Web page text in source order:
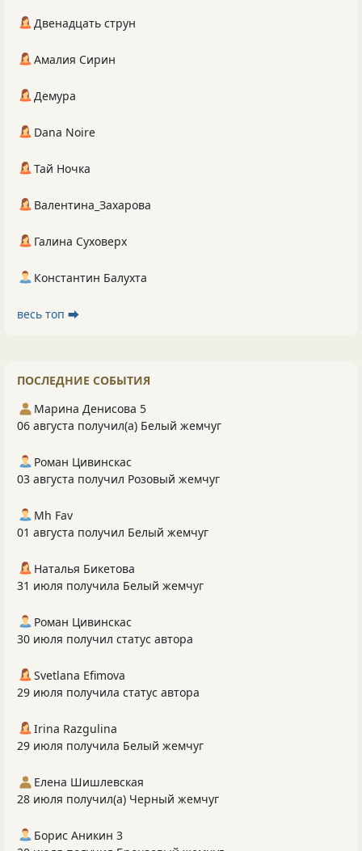
Двенадцать струн
Амалия Сирин
Демура
Dana Noire
Тай Ночка
Валентина_Захарова
Галина Суховерх
Константин Балухта
весь топ ⮕
ПОСЛЕДНИЕ СОБЫТИЯ
Марина Денисова 5
06 августа получил(а) Белый жемчуг
Роман Цивинскас
03 августа получил Розовый жемчуг
Mh Fav
01 августа получил Белый жемчуг
Наталья Бикетова
31 июля получила Белый жемчуг
Роман Цивинскас
30 июля получил статус автора
Svetlana Efimova
29 июля получила статус автора
Irina Razgulina
29 июля получила Белый жемчуг
Елена Шишлевская
28 июля получил(а) Черный жемчуг
Борис Аникин 3